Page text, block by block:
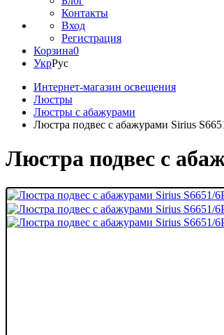
Контакты
Вход
Регистрация
Корзина0
УкрРус
Интернет-магазин освещения
Люстры
Люстры с абажурами
Люстра подвес с абажурами Sirius
Люстра подвес с